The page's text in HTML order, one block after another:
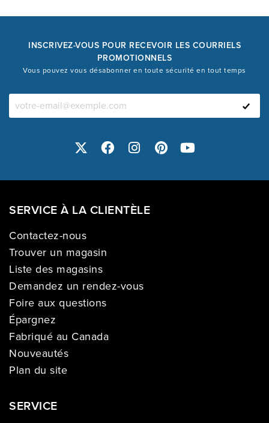
INSCRIVEZ-VOUS POUR RECEVOIR LES COURRIELS
PROMOTIONNELS
Vous pouvez vous désabonner en toute sécurité en tout temps
SERVICE À LA CLIENTÈLE
Contactez-nous
Trouver un magasin
Liste des magasins
Demandez un rendez-vous
Foire aux questions
Épargnez
Fabriqué au Canada
Nouveautés
Plan du site
SERVICE